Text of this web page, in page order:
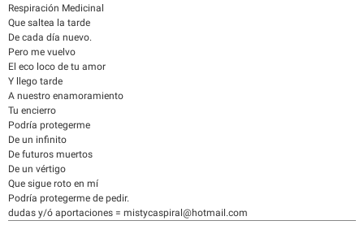
Respiración Medicinal
Que saltea la tarde
De cada día nuevo.
Pero me vuelvo
El eco loco de tu amor
Y llego tarde
A nuestro enamoramiento
Tu encierro
Podría protegerme
De un infinito
De futuros muertos
De un vértigo
Que sigue roto en mí
Podría protegerme de pedir.
dudas y/ó aportaciones = mistycaspiral@hotmail.com